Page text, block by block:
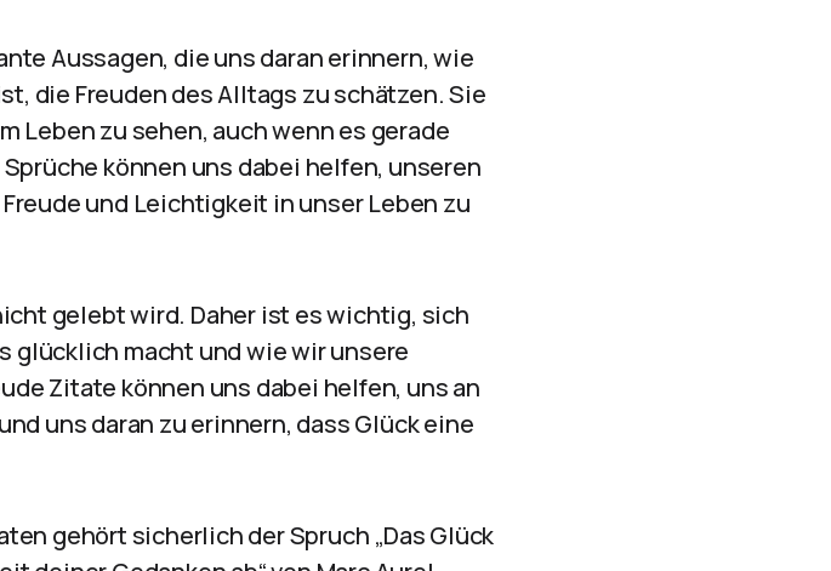
Aussagen, die uns daran erinnern, wie
die Freuden des Alltags zu schätzen. Sie
Leben zu sehen, auch wenn es gerade
können uns dabei helfen, unseren
und Leichtigkeit in unser Leben zu
gelebt wird. Daher ist es wichtig, sich
glücklich macht und wie wir unsere
Zitate können uns dabei helfen, uns an
uns daran zu erinnern, dass Glück eine
gehört sicherlich der Spruch „Das Glück